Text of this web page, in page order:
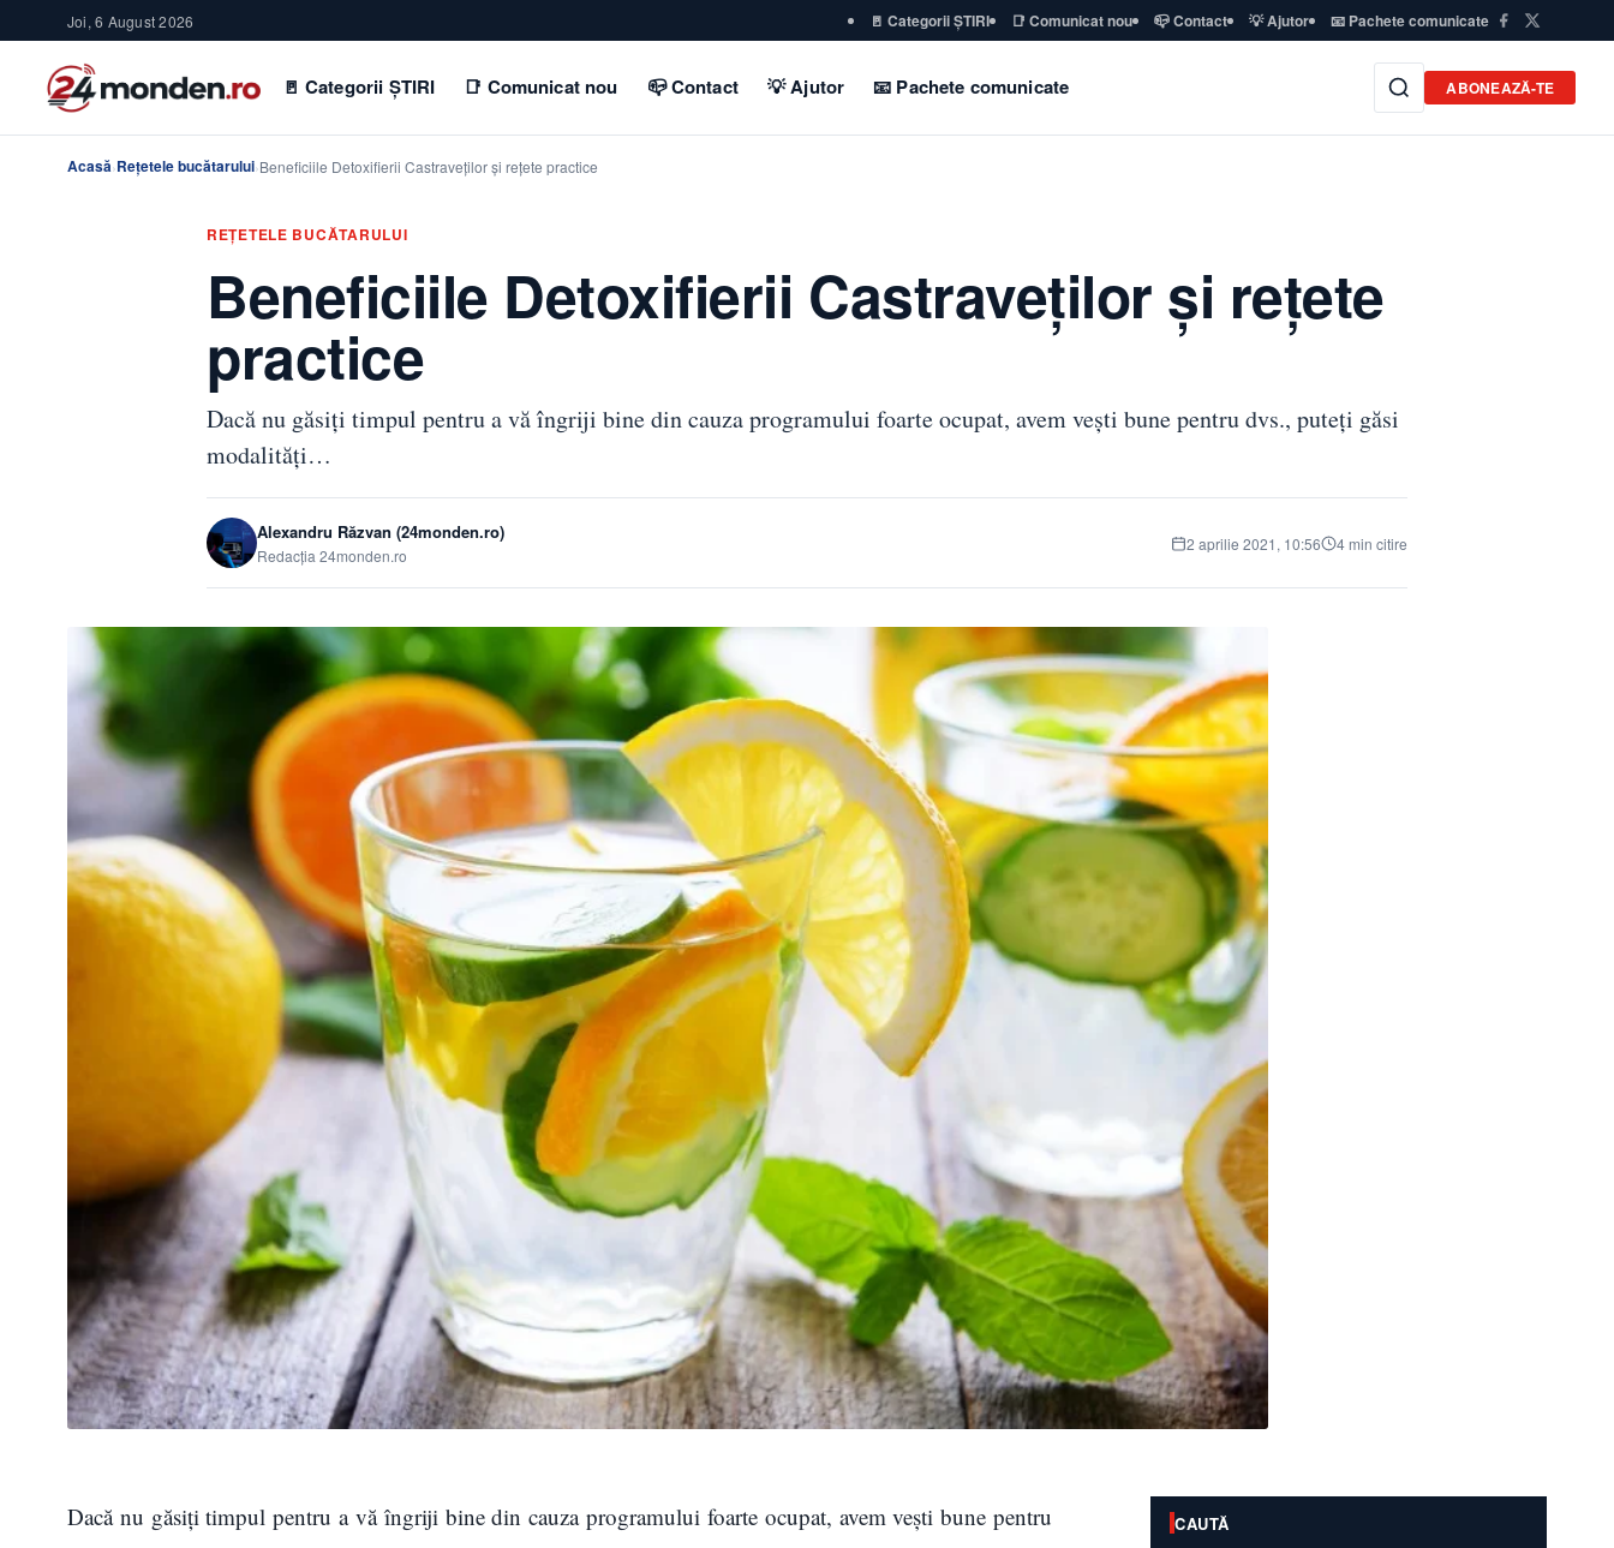
Joi, 6 August 2026 🚪 Categorii ȘTIRI 📑 Comunicat nou 📪 Contact 💡 Ajutor 📧 Pachete comunicate
🚪 Categorii ȘTIRI 📑 Comunicat nou 📪 Contact 💡 Ajutor 📧 Pachete comunicate ABONEAZĂ-TE
Acasă›Rețetele bucătarului›Beneficiile Detoxifierii Castraveților și rețete practice
REȚETELE BUCĂTARULUI
Beneficiile Detoxifierii Castraveților și rețete
practice
Dacă nu găsiți timpul pentru a vă îngriji bine din cauza programului foarte ocupat, avem vești bune pentru dvs., puteți găsi
modalități…
Alexandru Răzvan (24monden.ro)
Redacția 24monden.ro
2 aprilie 2021, 10:56 4 min citire
Dacă nu găsiți timpul pentru a vă îngriji bine din cauza programului foarte ocupat, avem vești bune pentru
CAUTĂ